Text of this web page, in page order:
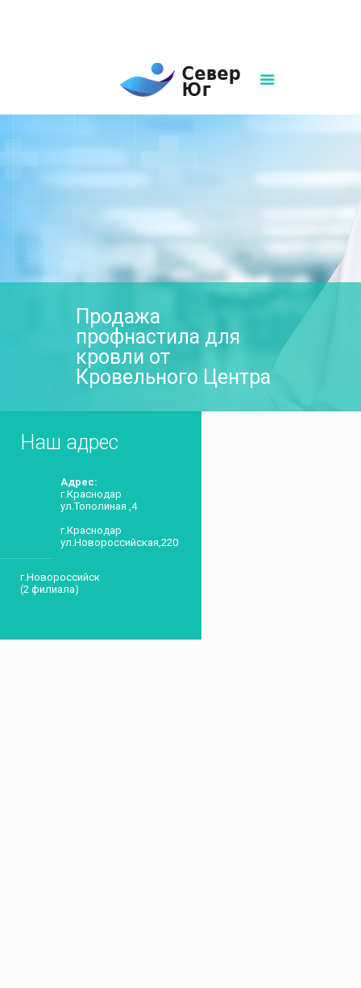
Продажа
профнастила для
кровли от
Кровельного Центра
Наш адрес
Адрес:
г.Краснодар
ул.Тополиная ,4
г.Краснодар
ул.Новороссийская,220
г.Новороссийск
(2 филиала)